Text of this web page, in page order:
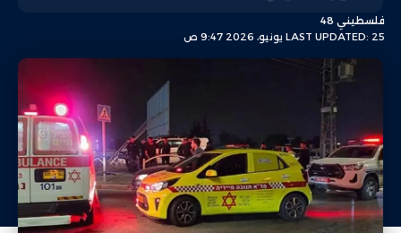
LAST UPDATED: 25 يونيو، 2026 9:47 ص
فلسطيني 48